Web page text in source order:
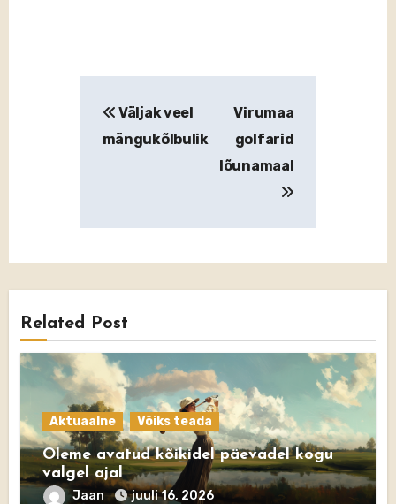
Väljak veel
mängukõlbulik
Virumaa
golfarid
lõunamaal
Related Post
Aktuaalne Võiks teada
Oleme avatud kõikidel päevadel kogu
valgel ajal
Jaan juuli 16, 2026